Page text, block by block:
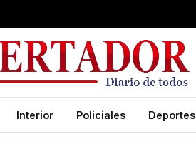
Interior Policiales Deportes